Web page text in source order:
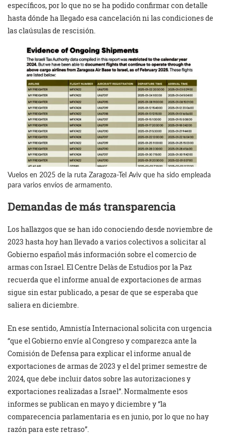
específicos, por lo que no se ha podido confirmar con detalle
hasta dónde ha llegado esa cancelación ni las condiciones de
las claúsulas de rescisión.
Vuelos en 2025 de la ruta Zaragoza-Tel Aviv que ha sido empleada
para varios envíos de armamento.
Demandas de más transparencia
Los hallazgos que se han ido conociendo desde noviembre de
2023 hasta hoy han llevado a varios colectivos a solicitar al
Gobierno español más información sobre el comercio de
armas con Israel. El Centre Delàs de Estudios por la Paz
recuerda que el informe anual de exportaciones de armas
sigue sin estar publicado, a pesar de que se esperaba que
saliera en diciembre.
En ese sentido, Amnistía Internacional solicita con urgencia
“que el Gobierno envíe al Congreso y comparezca ante la
Comisión de Defensa para explicar el informe anual de
exportaciones de armas de 2023 y el del primer semestre de
2024, que debe incluir datos sobre las autorizaciones y
exportaciones realizadas a Israel”. Normalmente esos
informes se publican en mayo y diciembre y “la
comparecencia parlamentaria es en junio, por lo que no hay
razón para este retraso”.